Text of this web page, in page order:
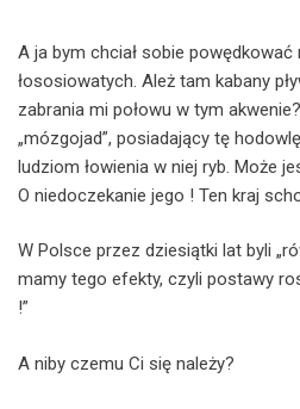
A ja bym chciał sobie
łososiowatych. Ależ tam kabany
zabrania mi połowu w tym
„mózgojad”, posiadający tę
ludziom łowienia w niej ryb. Może
O niedoczekanie jego ! Ten kraj
W Polsce przez dziesiątki lat byli
mamy tego efekty, czyli postawy
!”
A niby czemu Ci się należy?